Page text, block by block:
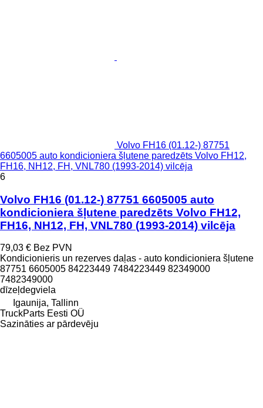
Volvo FH16 (01.12-) 87751
6605005 auto kondicioniera šļutene paredzēts Volvo FH12,
FH16, NH12, FH, VNL780 (1993-2014) vilcēja
6
Volvo FH16 (01.12-) 87751 6605005 auto
kondicioniera šļutene paredzēts Volvo FH12,
FH16, NH12, FH, VNL780 (1993-2014) vilcēja
79,03 € Bez PVN
Kondicionieris un rezerves daļas - auto kondicioniera šļutene
87751 6605005 84223449 7484223449 82349000
7482349000
dīzeļdegviela
Igaunija, Tallinn
TruckParts Eesti OÜ
Sazināties ar pārdevēju